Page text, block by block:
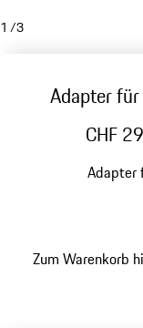
1 /3
Adapter
CHF
Adapter
Zum Warenkorb